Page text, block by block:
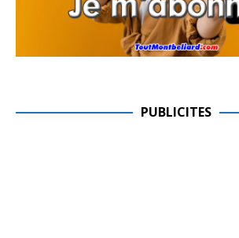
PUBLICITES